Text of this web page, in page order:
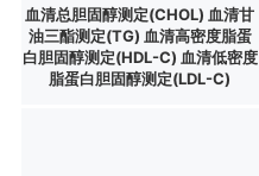
血清总胆固醇测定(CHOL) 血清甘
油三酯测定(TG) 血清高密度脂蛋
白胆固醇测定(HDL-C) 血清低密度
脂蛋白胆固醇测定(LDL-C)